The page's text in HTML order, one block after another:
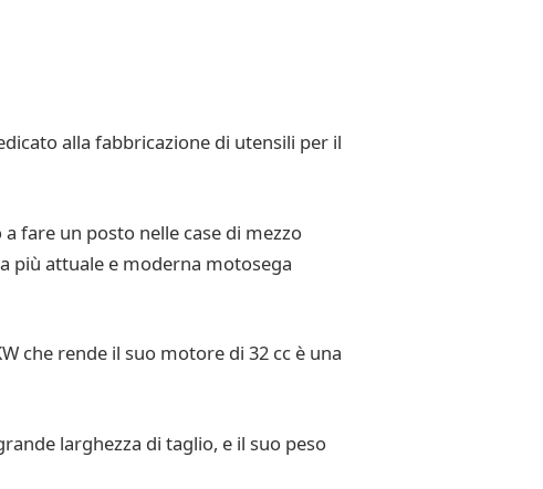
alla fabbricazione di utensili per il
fare un posto nelle case di mezzo
più attuale e moderna motosega
che rende il suo motore di 32 cc è una
larghezza di taglio, e il suo peso